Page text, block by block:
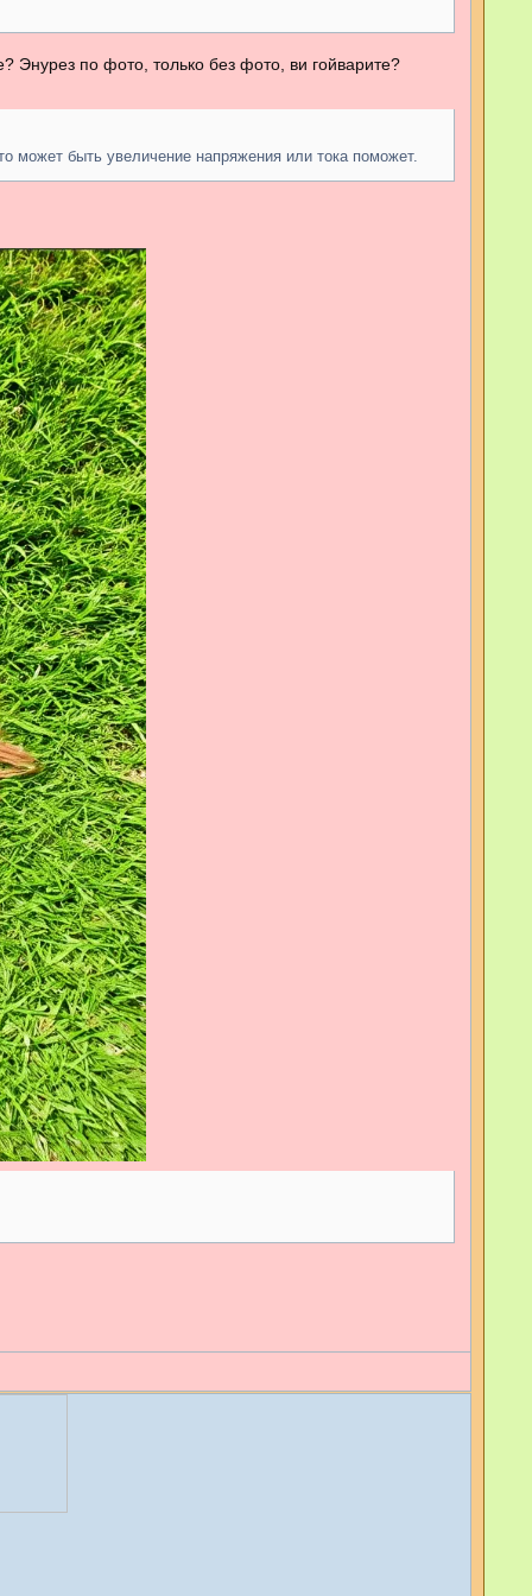
Энурез по фото, только без фото, ви гойварите?
может быть увеличение напряжения или тока поможет.